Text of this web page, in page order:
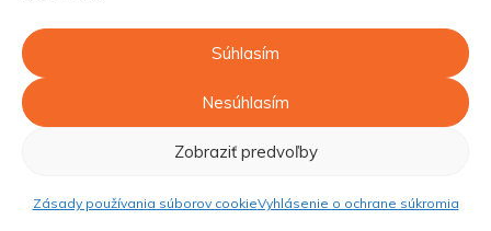
Súhlasím
Nesúhlasím
Zobraziť predvoľby
Zásady používania súborov cookieVyhlásenie o ochrane súkromia
Vytvoril